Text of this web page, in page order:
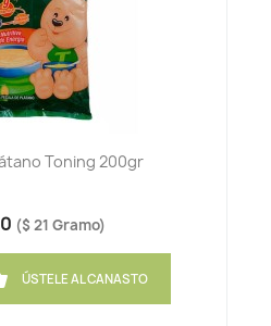
Toning 200gr
($ 21 Gramo)
ÚSTELE AL CANASTO